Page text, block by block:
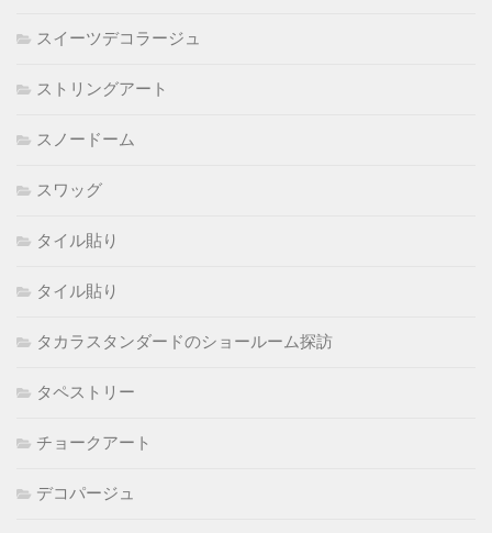
スイーツデコラージュ
ストリングアート
スノードーム
スワッグ
タイル貼り
タイル貼り
タカラスタンダードのショールーム探訪
タペストリー
チョークアート
デコパージュ